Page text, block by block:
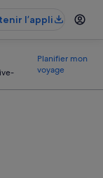
l’appli
Planifier mon
voyage